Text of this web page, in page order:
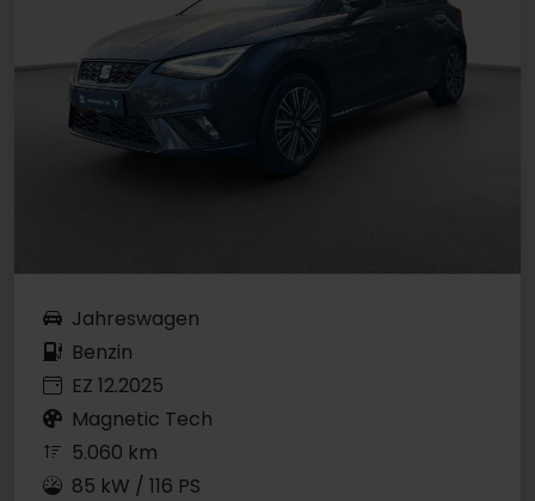
Jahreswagen
Benzin
EZ 12.2025
Magnetic Tech
5.060 km
85 kW / 116 PS